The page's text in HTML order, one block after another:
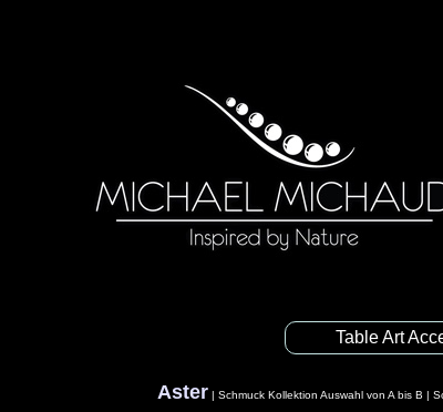
Table Art
Aster |Schmuck Kollektion Auswahl von A bis B |